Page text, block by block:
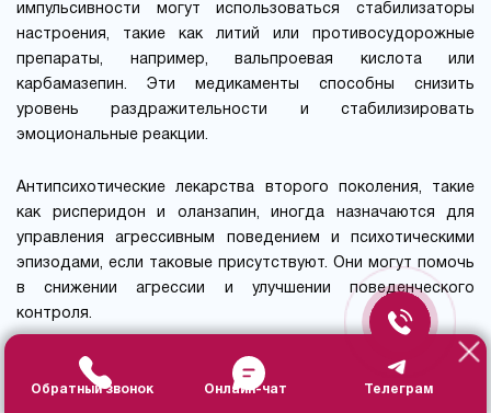
импульсивности могут использоваться стабилизаторы
настроения, такие как литий или противосудорожные
препараты, например, вальпроевая кислота или
карбамазепин. Эти медикаменты способны снизить
уровень раздражительности и стабилизировать
эмоциональные реакции.
Антипсихотические лекарства второго поколения, такие
как рисперидон и оланзапин, иногда назначаются для
управления агрессивным поведением и психотическими
эпизодами, если таковые присутствуют. Они могут помочь
в снижении агрессии и улучшении поведенческого
контроля.
Бензодиазепины могут использоваться кратковременно
для облегчения острого тревожного состояния, однако их
Обратный звонок Онлайн-чат Телеграм